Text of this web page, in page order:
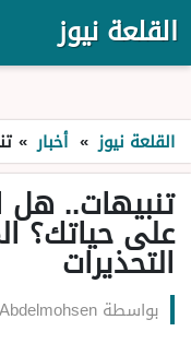
القلعة نيوز
القلعة نيوز » أخبار »
تنبيهات.. هل
على حياتك؟
التحذيرات
بواسطة